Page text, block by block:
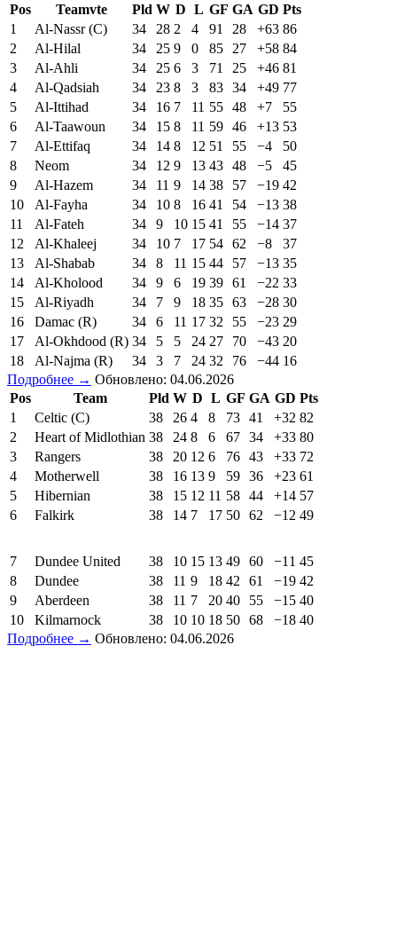
Pos
Teamvte Pld W D L GF GA GD Pts
1
Al-Nassr (C) 34 28 2 4 91 28 +63 86
2
Al-Hilal 34 25 9 0 85 27 +58 84
3
Al-Ahli 34 25 6 3 71 25 +46 81
4
Al-Qadsiah 34 23 8 3 83 34 +49 77
5
Al-Ittihad 34 16 7 11 55 48 +7
55
6
Al-Taawoun 34 15 8 11 59 46 +13 53
7
Al-Ettifaq 34 14 8 12 51 55 −4
50
8
Neom 34 12 9 13 43 48 −5
45
9
Al-Hazem 34 11 9 14 38 57 −19 42
10
Al-Fayha 34 10 8 16 41 54 −13 38
11
Al-Fateh 34 9 10 15 41 55 −14 37
12
Al-Khaleej 34 10 7 17 54 62 −8
37
13
Al-Shabab 34 8 11 15 44 57 −13 35
14
Al-Kholood 34 9 6 19 39 61 −22 33
15
Al-Riyadh 34 7 9 18 35 63 −28 30
16
Damac (R) 34 6 11 17 32 55 −23 29
17
Al-Okhdood (R) 34 5 5 24 27 70 −43 20
18
Al-Najma (R) 34 3 7 24 32 76 −44 16
Подробнее → Обновлено: 04.06.2026
Pos
Team Pld W D L GF GA GD Pts
1
Celtic (C) 38 26 4 8 73 41 +32 82
2
Heart of Midlothian 38 24 8 6 67 34 +33 80
3
Rangers 38 20 12 6 76 43 +33 72
4
Motherwell 38 16 13 9 59 36 +23 61
5
Hibernian 38 15 12 11 58 44 +14 57
6
Falkirk 38 14 7 17 50 62 −12 49
7 Dundee United 38 10 15 13 49 60 −11 45
8
Dundee 38 11 9 18 42 61 −19 42
9
Aberdeen 38 11 7 20 40 55 −15 40
10
Kilmarnock 38 10 10 18 50 68 −18 40
Подробнее → Обновлено: 04.06.2026